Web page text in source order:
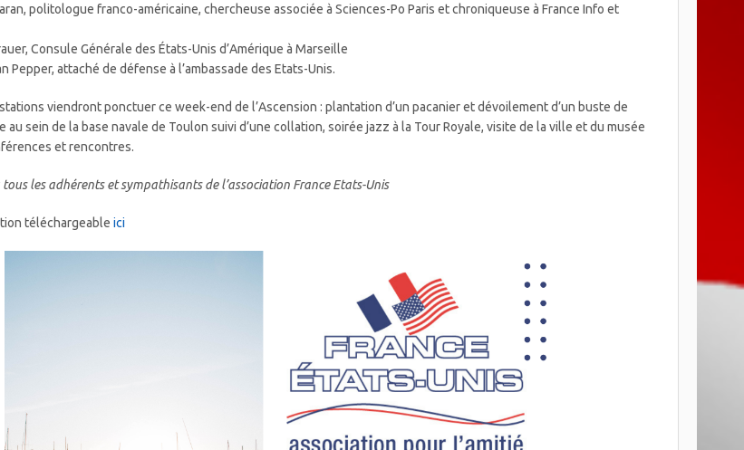
politologue franco-américaine, chercheuse associée à Sciences-Po Paris et chroniqueuse à France Info et
Consule Générale des États-Unis d’Amérique à Marseille
Pepper, attaché de défense à l’ambassade des Etats-Unis.
viendront ponctuer ce week-end de l’Ascension : plantation d’un pacanier et dévoilement d’un buste de
au sein de la base navale de Toulon suivi d’une collation, soirée jazz à la Tour Royale, visite de la ville et du musée
et rencontres.
les adhérents et sympathisants de l’association France Etats-Unis
téléchargeableici